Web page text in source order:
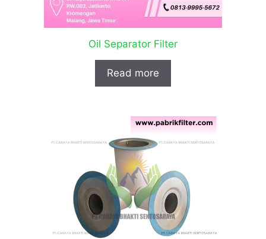
Oil Separator Filter
Read more